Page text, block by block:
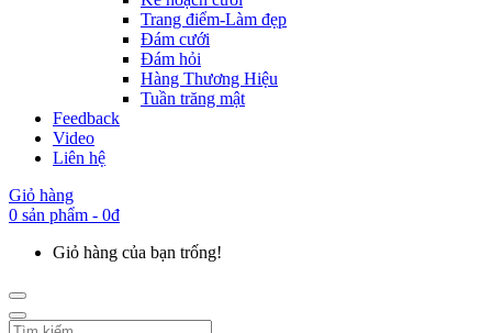
Trang điểm-Làm đẹp
Đám cưới
Đám hỏi
Hàng Thương Hiệu
Tuần trăng mật
Feedback
Video
Liên hệ
Giỏ hàng
0 sản phẩm - 0đ
Giỏ hàng của bạn trống!